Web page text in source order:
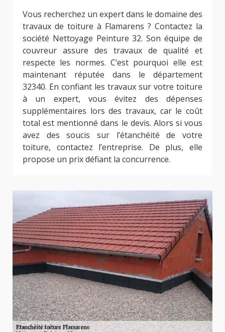
Vous recherchez un expert dans le domaine des
travaux de toiture à Flamarens ? Contactez la
société Nettoyage Peinture 32. Son équipe de
couvreur assure des travaux de qualité et
respecte les normes. C’est pourquoi elle est
maintenant réputée dans le département
32340. En confiant les travaux sur votre toiture
à un expert, vous évitez des dépenses
supplémentaires lors des travaux, car le coût
total est mentionné dans le devis. Alors si vous
avez des soucis sur l’étanchéité de votre
toiture, contactez l’entreprise. De plus, elle
propose un prix défiant la concurrence.